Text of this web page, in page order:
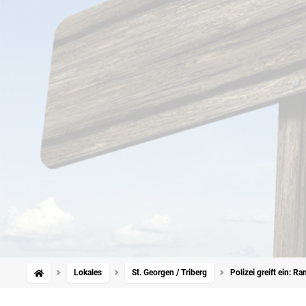
Lokales St. Georgen / Triberg Polizei greift ein: